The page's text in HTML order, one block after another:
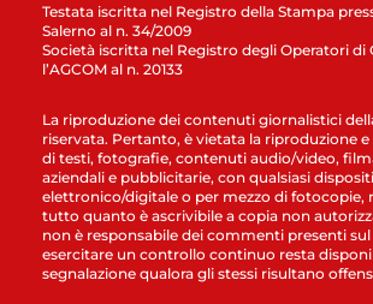
Testata iscritta nel Registro della Stampa
Salerno al n. 34/2009
Società iscritta nel Registro degli Operatori di
l’AGCOM al n. 20133
La riproduzione dei contenuti giornalistici
riservata. Pertanto, è vietata la riproduzione e
di testi, fotografie, contenuti audio/video,
aziendali e pubblicitarie, con qualsiasi
elettronico/digitale o per mezzo di fotocopie,
tutto quanto è ascrivibile a copia non
non è responsabile dei commenti presenti
esercitare un controllo continuo resta
segnalazione qualora gli stessi risultano